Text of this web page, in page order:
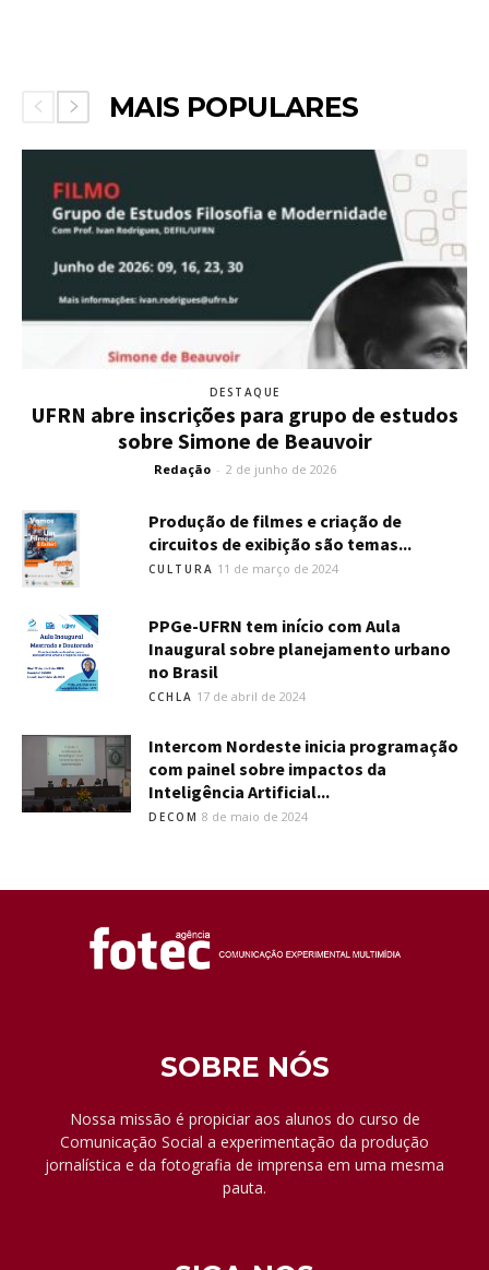
MAIS POPULARES
DESTAQUE
UFRN abre inscrições para grupo de estudos
sobre Simone de Beauvoir
Redação - 2 de junho de 2026
Produção de filmes e criação de
circuitos de exibição são temas...
CULTURA 11 de março de 2024
PPGe-UFRN tem início com Aula
Inaugural sobre planejamento urbano
no Brasil
CCHLA 17 de abril de 2024
Intercom Nordeste inicia programação
com painel sobre impactos da
Inteligência Artificial...
DECOM 8 de maio de 2024
SOBRE NÓS
Nossa missão é propiciar aos alunos do curso de
Comunicação Social a experimentação da produção
jornalística e da fotografia de imprensa em uma mesma
pauta.